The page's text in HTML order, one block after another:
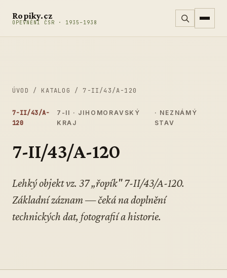
Ropiky.cz
OPEVNĚNÍ ČSR · 1935–1938
ÚVOD / KATALOG / 7-II/43/A-120
7-II/43/A-
120
7-II · JIHOMORAVSKÝ
KRAJ
· NEZNÁMÝ
STAV
7-II/43/A-120
Lehký objekt vz. 37 „řopík" 7-II/43/A-120.
Základní záznam — čeká na doplnění
technických dat, fotografií a historie.